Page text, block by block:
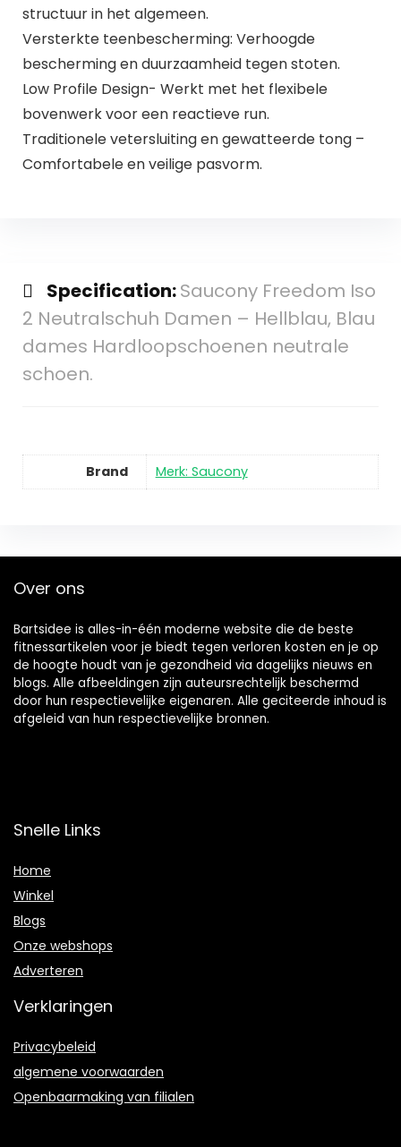
structuur in het algemeen.
Versterkte teenbescherming: Verhoogde
bescherming en duurzaamheid tegen stoten.
Low Profile Design- Werkt met het flexibele
bovenwerk voor een reactieve run.
Traditionele vetersluiting en gewatteerde tong –
Comfortabele en veilige pasvorm.
Specification:Saucony Freedom Iso
2 Neutralschuh Damen – Hellblau, Blau
dames Hardloopschoenen neutrale
schoen.
Brand Merk: Saucony
Over ons
Bartsidee is alles-in-één moderne website die de beste
fitnessartikelen voor je biedt tegen verloren kosten en je op
de hoogte houdt van je gezondheid via dagelijks nieuws en
blogs. Alle afbeeldingen zijn auteursrechtelijk beschermd
door hun respectievelijke eigenaren. Alle geciteerde inhoud is
afgeleid van hun respectievelijke bronnen.
Snelle Links
Home
Winkel
Blogs
Onze webshops
Adverteren
Verklaringen
Privacybeleid
algemene voorwaarden
Openbaarmaking van filialen